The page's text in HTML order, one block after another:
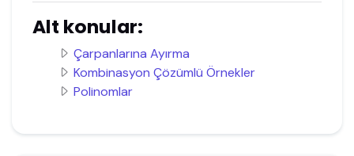
Alt konular:
Çarpanlarına Ayırma
Kombinasyon Çözümlü Örnekler
Polinomlar